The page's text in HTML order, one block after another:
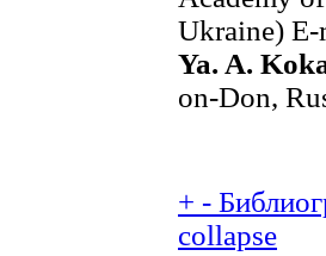
Ukraine) E-
Ya. A.
on-Don,
+ -
collapse